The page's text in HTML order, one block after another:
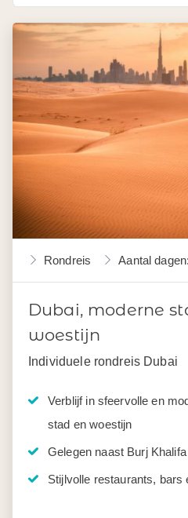
Rondreis Aantal
Dubai, moderne
woestijn
Individuele rondreis Dubai
Verblijf in sfeervolle en
stad en woestijn
Gelegen naast Burj
Stijlvolle restaurants, bars